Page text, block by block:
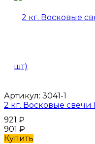
Артикул: 3041-1
2 кг. Восковые
921 ₽
901 ₽
Купить